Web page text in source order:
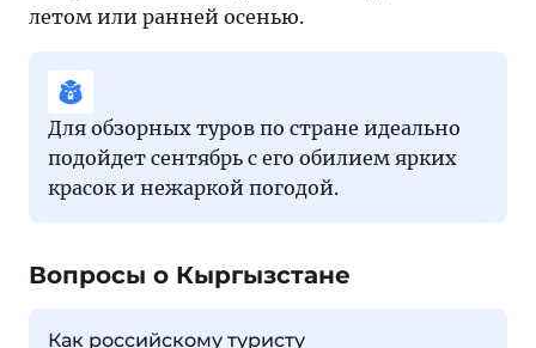
летом или ранней осенью.
Для обзорных туров по стране идеально
подойдет сентябрь с его обилием ярких
красок и нежаркой погодой.
Вопросы о Кыргызстане
Как российскому туристу